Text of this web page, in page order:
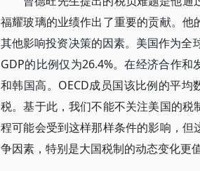
福耀玻璃的业绩作出了重要的贡献。
其他影响投资决策的因素。美国作为全
GDP的比例仅为26.4%。在经济合作
和韩国高。OECD成员国该比例的平
税。基于此，我们不能不关注美国的
程可能会受到这样那样条件的影响，
争因素，特别是大国税制的动态变化更值